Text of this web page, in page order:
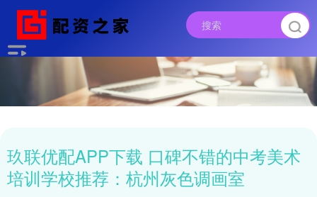
玖联优配APP下载 口碑不错的中考美术
培训学校推荐：杭州灰色调画室